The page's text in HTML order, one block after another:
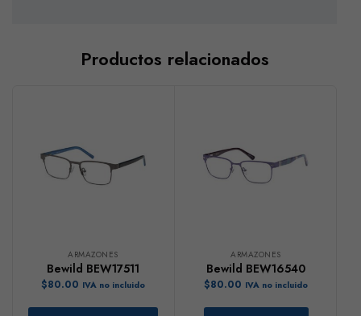
Productos relacionados
ARMAZONES
Bewild BEW17511
$80.00 IVA no incluido
ARMAZONES
Bewild BEW16540
$80.00 IVA no incluido